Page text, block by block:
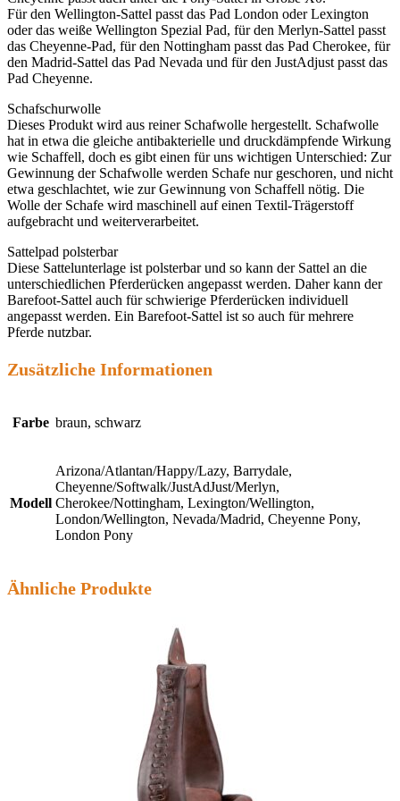
Für den Wellington-Sattel passt das Pad London oder Lexington
oder das weiße Wellington Spezial Pad, für den Merlyn-Sattel passt
das Cheyenne-Pad, für den Nottingham passt das Pad Cherokee, für
den Madrid-Sattel das Pad Nevada und für den JustAdjust passt das
Pad Cheyenne.
Schafschurwolle
Dieses Produkt wird aus reiner Schafwolle hergestellt. Schafwolle
hat in etwa die gleiche antibakterielle und druckdämpfende Wirkung
wie Schaffell, doch es gibt einen für uns wichtigen Unterschied: Zur
Gewinnung der Schafwolle werden Schafe nur geschoren, und nicht
etwa geschlachtet, wie zur Gewinnung von Schaffell nötig. Die
Wolle der Schafe wird maschinell auf einen Textil-Trägerstoff
aufgebracht und weiterverarbeitet.
Sattelpad polsterbar
Diese Sattelunterlage ist polsterbar und so kann der Sattel an die
unterschiedlichen Pferderücken angepasst werden. Daher kann der
Barefoot-Sattel auch für schwierige Pferderücken individuell
angepasst werden. Ein Barefoot-Sattel ist so auch für mehrere
Pferde nutzbar.
Zusätzliche Informationen
Farbe braun, schwarz
Modell
Arizona/Atlantan/Happy/Lazy, Barrydale,
Cheyenne/Softwalk/JustAdJust/Merlyn,
Cherokee/Nottingham, Lexington/Wellington,
London/Wellington, Nevada/Madrid, Cheyenne Pony,
London Pony
Ähnliche Produkte